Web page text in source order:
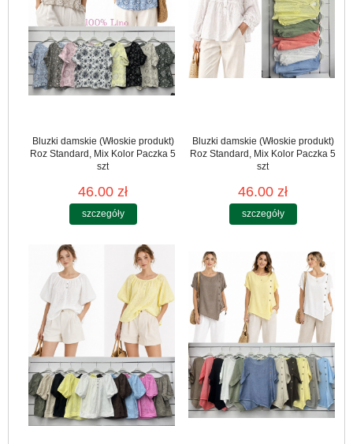
Bluzki damskie (Włoskie produkt)
Roz Standard, Mix Kolor Paczka 5
szt
46.00 zł
szczegóły
Bluzki damskie (Włoskie produkt)
Roz Standard, Mix Kolor Paczka 5
szt
46.00 zł
szczegóły